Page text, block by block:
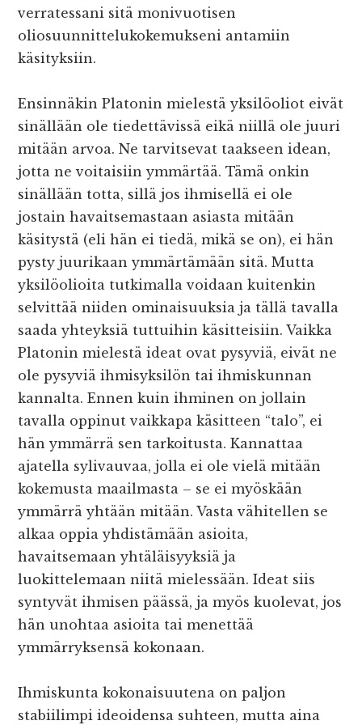
verratessani sitä monivuotisen
oliosuunnittelukokemukseni antamiin
käsityksiin.
Ensinnäkin Platonin mielestä yksilöoliot eivät
sinällään ole tiedettävissä eikä niillä ole juuri
mitään arvoa. Ne tarvitsevat taakseen idean,
jotta ne voitaisiin ymmärtää. Tämä onkin
sinällään totta, sillä jos ihmisellä ei ole
jostain havaitsemastaan asiasta mitään
käsitystä (eli hän ei tiedä, mikä se on), ei hän
pysty juurikaan ymmärtämään sitä. Mutta
yksilöolioita tutkimalla voidaan kuitenkin
selvittää niiden ominaisuuksia ja tällä tavalla
saada yhteyksiä tuttuihin käsitteisiin. Vaikka
Platonin mielestä ideat ovat pysyviä, eivät ne
ole pysyviä ihmisyksilön tai ihmiskunnan
kannalta. Ennen kuin ihminen on jollain
tavalla oppinut vaikkapa käsitteen “talo”, ei
hän ymmärrä sen tarkoitusta. Kannattaa
ajatella sylivauvaa, jolla ei ole vielä mitään
kokemusta maailmasta – se ei myöskään
ymmärrä yhtään mitään. Vasta vähitellen se
alkaa oppia yhdistämään asioita,
havaitsemaan yhtäläisyyksiä ja
luokittelemaan niitä mielessään. Ideat siis
syntyvät ihmisen päässä, ja myös kuolevat, jos
hän unohtaa asioita tai menettää
ymmärryksensä kokonaan.
Ihmiskunta kokonaisuutena on paljon
stabiilimpi ideoidensa suhteen, mutta aina